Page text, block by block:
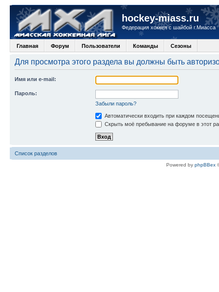
hockey-miass.ru
Федерация хоккея с шайбой г.Миасса
Главная Форум Пользователи Команды Сезоны
Для просмотра этого раздела вы должны быть
Имя или e-mail:
Пароль:
Забыли пароль?
Автоматически входить при каждом
Скрыть моё пребывание на форуме в этот
Список разделов
Powered by phpBBex